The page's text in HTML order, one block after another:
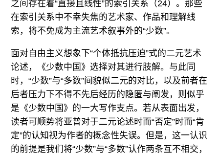
之间存在着“直接且线性”的索引关系（24）。那些
在索引关系中不幸失焦的艺术家、作品和理解线
索，将不免成为主流艺术叙事外的“少数”。
面对自由主义想象下“个体抵抗压迫”式的二元艺术
论述，《少数中国》选择对其进行肢解。与此同
时，“少数”与“多数”间貌似二元的对比，以及前者在
后者压力下不得不先后经历的隐匿与阐发，则似乎
是《少数中国》的一大写作支点。若从表面出发，
读者可顺势将亚普对于二元论述时而“否定”时而“肯
定”的认知视为作者的概念性失误。但是，这一认识
的前提是我们将“少数”与“多数”认作两条互不相交，